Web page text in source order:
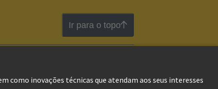
Ir para o topo